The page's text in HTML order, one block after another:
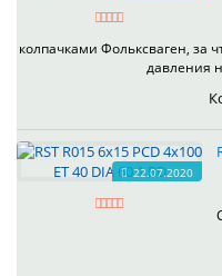
колпачками Фольксваген, за
давления
22.07.2020